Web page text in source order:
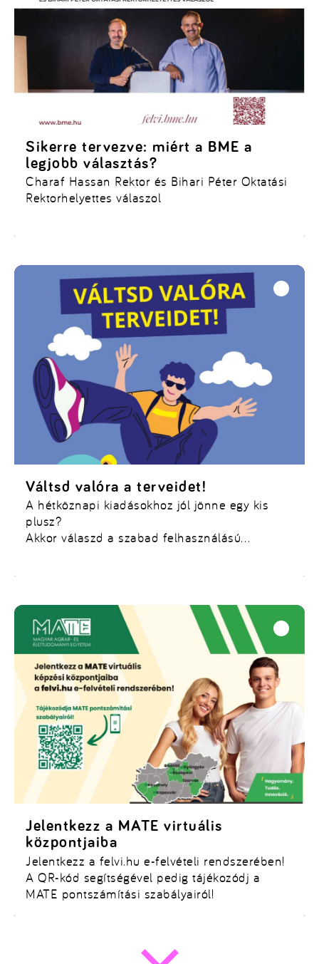
Charaf Hassan Rektor és Bihari Péter Oktatási
Rektorhelyettes válaszol
Sikerre tervezve: miért a BME a
legjobb választás?
A hétköznapi kiadásokhoz jól jönne egy kis
plusz?
Akkor válaszd a szabad felhasználású
Váltsd valóra a terveidet!
Jelentkezz a felvi.hu e-felvételi rendszerében!
A QR-kód segítségével pedig tájékozódj a
MATE pontszámítási szabályairól!
Jelentkezz a MATE virtuális
központjaiba